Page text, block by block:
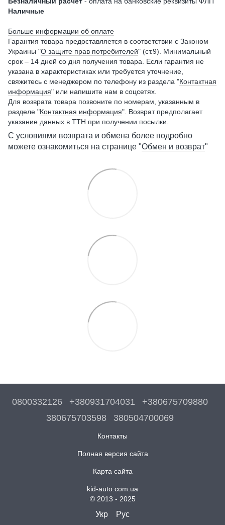
Наличные
Больше информации об оплате
Гарантия товара предоставляется в соответствии с Законом
Украины "О защите прав потребителей" (ст.9). Минимальный
срок – 14 дней со дня получения товара. Если гарантия не
указана в характеристиках или требуется уточнение,
свяжитесь с менеджером по телефону из раздела "Контактная
информация" или напишите нам в соцсетях.
Для возврата товара позвоните по номерам, указанным в
разделе "Контактная информация". Возврат предполагает
указание данных в ТТН при получении посылки.
С условиями возврата и обмена более подробно
можете ознакомиться на странице "Обмен и возврат"
0800332126 +380931704031
+380675709880
380675703598
380504700069
Контакты
Полная версия сайта
Карта сайта
kid-auto.com.ua
© 2013 - 2025
Укр Рус